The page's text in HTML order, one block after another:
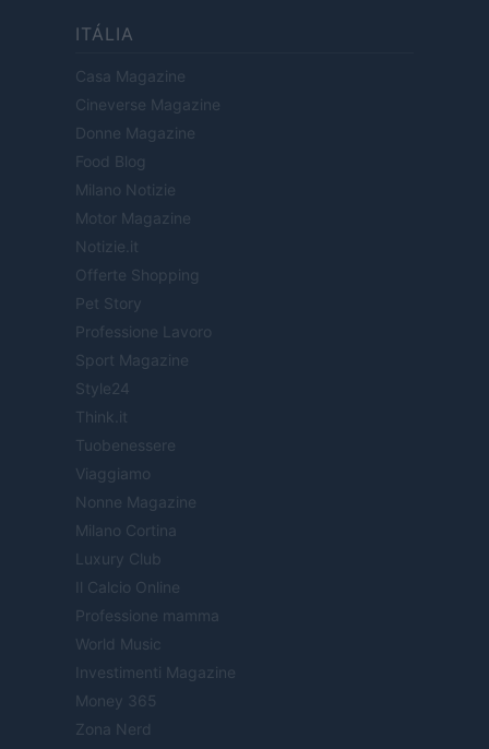
ITÁLIA
Casa Magazine
Cineverse Magazine
Donne Magazine
Food Blog
Milano Notizie
Motor Magazine
Notizie.it
Offerte Shopping
Pet Story
Professione Lavoro
Sport Magazine
Style24
Think.it
Tuobenessere
Viaggiamo
Nonne Magazine
Milano Cortina
Luxury Club
Il Calcio Online
Professione mamma
World Music
Investimenti Magazine
Money 365
Zona Nerd